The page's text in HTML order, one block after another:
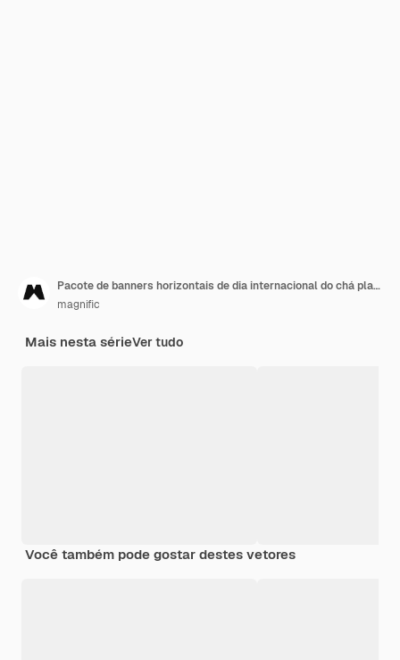
Pacote de banners horizontais de dia internacional do chá plano
magnific
Mais nesta sérieVer tudo
Você também pode gostar destes vetores